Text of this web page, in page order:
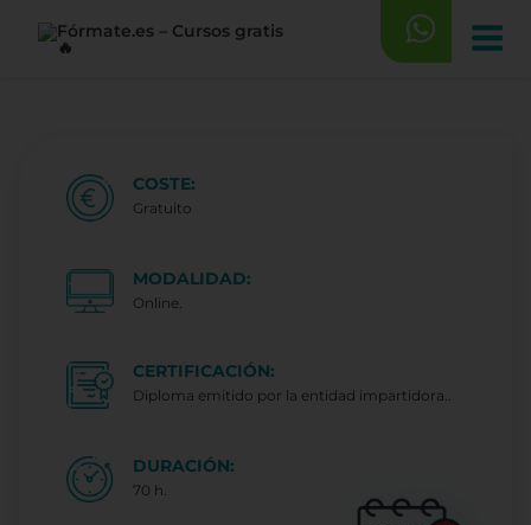
COSTE:
Gratuito
MODALIDAD:
Online.
CERTIFICACIÓN:
Diploma emitido por la entidad impartidora..
DURACIÓN:
70 h.